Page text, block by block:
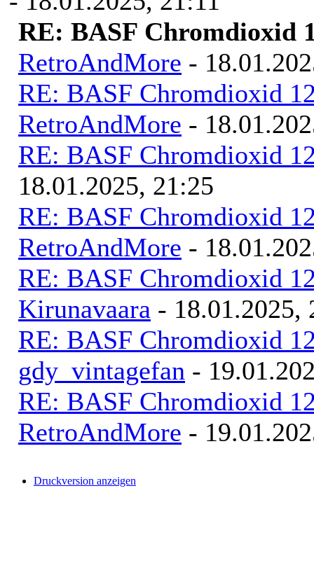
BASF Chromdioxid 120 -
- 18.01.2025, 21:11
RE: BASF Chromdioxid
RetroAndMore-
RE: BASF Chromdioxid
RetroAndMore-
RE: BASF Chromdioxid
18.01.2025, 21:25
RE: BASF Chromdioxid
RetroAndMore-
RE: BASF Chromdioxid
Kirunavaara- 18.01.2025,
RE: BASF Chromdioxid
gdy_vintagefan-
RE: BASF Chromdioxid
RetroAndMore